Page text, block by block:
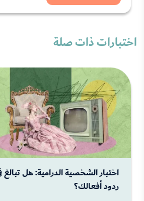
اختبارات ذات صلة
اختبار الشخصية الدرامية: هل تبالغ
ردود أفعالك؟